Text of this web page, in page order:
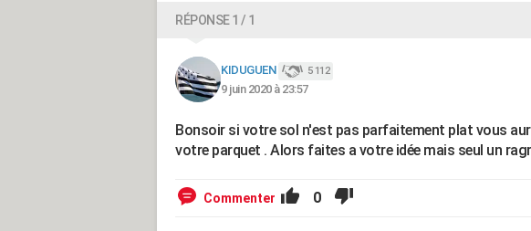
RÉPONSE 1 / 1
KIDUGUEN 5 112
9 juin 2020 à 23:57
Bonsoir si votre sol n'est pas parfaitement plat vous
votre parquet . Alors faites a votre idée mais seul un
Commenter 0